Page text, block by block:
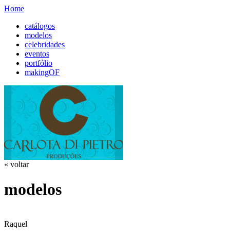
Home
catálogos
modelos
celebridades
eventos
portfólio
makingOF
« voltar
modelos
Raquel